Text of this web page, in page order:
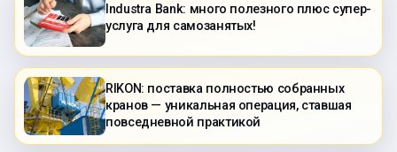
Industra Bank: много полезного плюс супер-
услуга для самозанятых!
RIKON: поставка полностью собранных
кранов — уникальная операция, ставшая
повседневной практикой